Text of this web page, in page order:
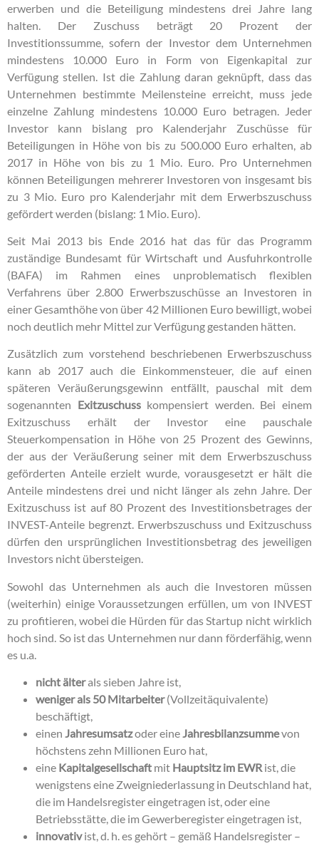
erwerben und die Beteiligung mindestens drei Jahre lang
halten. Der Zuschuss beträgt 20 Prozent der
Investitionssumme, sofern der Investor dem Unternehmen
mindestens 10.000 Euro in Form von Eigenkapital zur
Verfügung stellen. Ist die Zahlung daran geknüpft, dass das
Unternehmen bestimmte Meilensteine erreicht, muss jede
einzelne Zahlung mindestens 10.000 Euro betragen. Jeder
Investor kann bislang pro Kalenderjahr Zuschüsse für
Beteiligungen in Höhe von bis zu 500.000 Euro erhalten, ab
2017 in Höhe von bis zu 1 Mio. Euro. Pro Unternehmen
können Beteiligungen mehrerer Investoren von insgesamt bis
zu 3 Mio. Euro pro Kalenderjahr mit dem Erwerbszuschuss
gefördert werden (bislang: 1 Mio. Euro).
Seit Mai 2013 bis Ende 2016 hat das für das Programm
zuständige Bundesamt für Wirtschaft und Ausfuhrkontrolle
(BAFA) im Rahmen eines unproblematisch flexiblen
Verfahrens über 2.800 Erwerbszuschüsse an Investoren in
einer Gesamthöhe von über 42 Millionen Euro bewilligt, wobei
noch deutlich mehr Mittel zur Verfügung gestanden hätten.
Zusätzlich zum vorstehend beschriebenen Erwerbszuschuss
kann ab 2017 auch die Einkommensteuer, die auf einen
späteren Veräußerungsgewinn entfällt, pauschal mit dem
sogenannten Exitzuschusskompensiert werden. Bei einem
Exitzuschuss erhält der Investor eine pauschale
Steuerkompensation in Höhe von 25 Prozent des Gewinns,
der aus der Veräußerung seiner mit dem Erwerbszuschuss
geförderten Anteile erzielt wurde, vorausgesetzt er hält die
Anteile mindestens drei und nicht länger als zehn Jahre. Der
Exitzuschuss ist auf 80 Prozent des Investitionsbetrages der
INVEST-Anteile begrenzt. Erwerbszuschuss und Exitzuschuss
dürfen den ursprünglichen Investitionsbetrag des jeweiligen
Investors nicht übersteigen.
Sowohl das Unternehmen als auch die Investoren müssen
(weiterhin) einige Voraussetzungen erfüllen, um von INVEST
zu profitieren, wobei die Hürden für das Startup nicht wirklich
hoch sind. So ist das Unternehmen nur dann förderfähig, wenn
es u.a.
nicht älterals sieben Jahre ist,
weniger als 50 Mitarbeiter(Vollzeitäquivalente)
beschäftigt,
einen Jahresumsatzoder eineJahresbilanzsummevon
höchstens zehn Millionen Euro hat,
eine Kapitalgesellschaft mit Hauptsitz im EWR ist, die
wenigstens eine Zweigniederlassung in Deutschland hat,
die im Handelsregister eingetragen ist, oder eine
Betriebsstätte, die im Gewerberegister eingetragen ist,
innovativist, d. h. es gehört – gemäß Handelsregister –